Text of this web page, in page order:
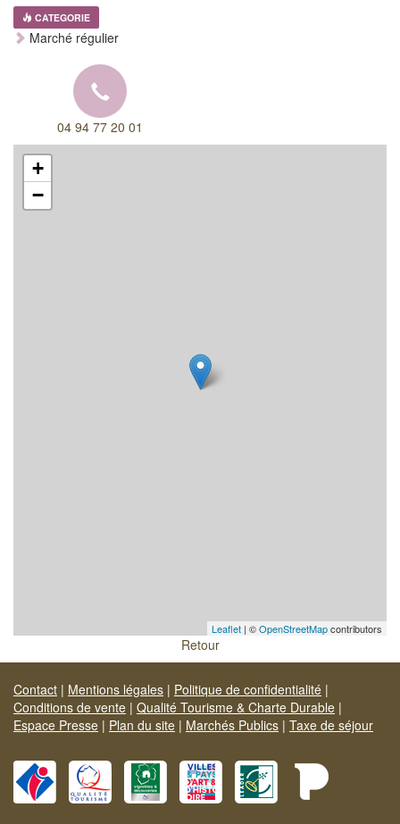
CATEGORIE
Marché régulier
04 94 77 20 01
+
−
Leaflet | ©OpenStreetMapcontributors
Retour
Contact | Mentions légales | Politique de confidentialité |
Conditions de vente | Qualité Tourisme & Charte Durable |
Espace Presse | Plan du site | Marchés Publics | Taxe de séjour